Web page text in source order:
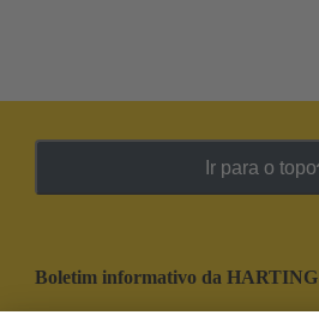
Ir para o topo
Boletim informativo da HARTING